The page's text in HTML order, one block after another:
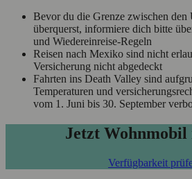
Bevor du die Grenze zwischen den
überquerst, informiere dich bitte
und Wiedereinreise-Regeln
Reisen nach Mexiko sind nicht
Versicherung nicht abgedeckt
Fahrten ins Death Valley sind
Temperaturen und
vom 1. Juni bis 30. September
Jetzt Wohnmobil
Verfügbarkeit